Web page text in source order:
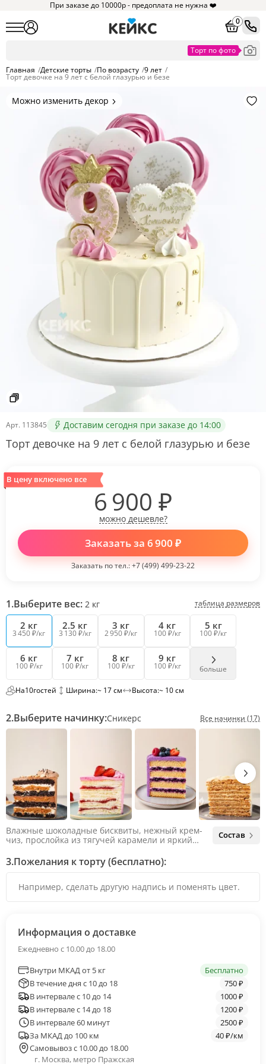
При заказе до 10000р - предоплата не нужна ❤️
0
Главная /Детские торты /По возрасту /9 лет /
Торт девочке на 9 лет с белой глазурью и безе
Можно изменить декор
Арт. 113845 Доставим сегодня при заказе до 14:00
Торт девочке на 9 лет с белой глазурью и безе
1.Выберите вес: 2 кг таблица размеров
2 кг
3 450 ₽/кг
2.5 кг
3 130 ₽/кг
3 кг
2 950 ₽/кг
4 кг
100 ₽/кг
5 кг
100 ₽/кг
6 кг
100 ₽/кг
7 кг
100 ₽/кг
8 кг
100 ₽/кг
9 кг
100 ₽/кг больше
На10гостей Ширина:~ 17 см Высота:~ 10 см
2.Выберите начинку:Сникерс Все начинки (17)
Влажные шоколадные бисквиты, нежный крем-
чиз, прослойка из тягучей карамели и яркий
яркий вкус шоколада и тягучей карамели, не
оставляя ни единого шанса остаться
Состав
3.Пожелания к торту (бесплатно):
В цену включено все
6 900 ₽
можно дешевле?
Заказать за 6 900 ₽
Заказать по тел.:+7 (499) 499-23-22
Информация о доставке
Ежедневно с 10.00 до 18.00
Внутри МКАД от 5 кг
Бесплатно
В течение дня с 10 до 18
750 ₽
В интервале с 10 до 14
1000 ₽
В интервале с 14 до 18
1200 ₽
В интервале 60 минут
2500 ₽
За МКАД до 100 км
40 ₽/км
Самовывоз с 10.00 до 18.00
г. Москва, метро Пражская